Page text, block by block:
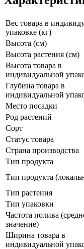
Вес товара в
упаковке (кг)
Высота (см)
Высота растения (см)
Высота товара в
индивидуальной
Глубина товара в
индивидуальной
Место посадки
Род растений
Сорт
Статус товара
Страна производства
Тип продукта
Тип продукта
Тип растения
Тип упаковки
Частота полива
значение)
Ширина товара в
индивидуальной